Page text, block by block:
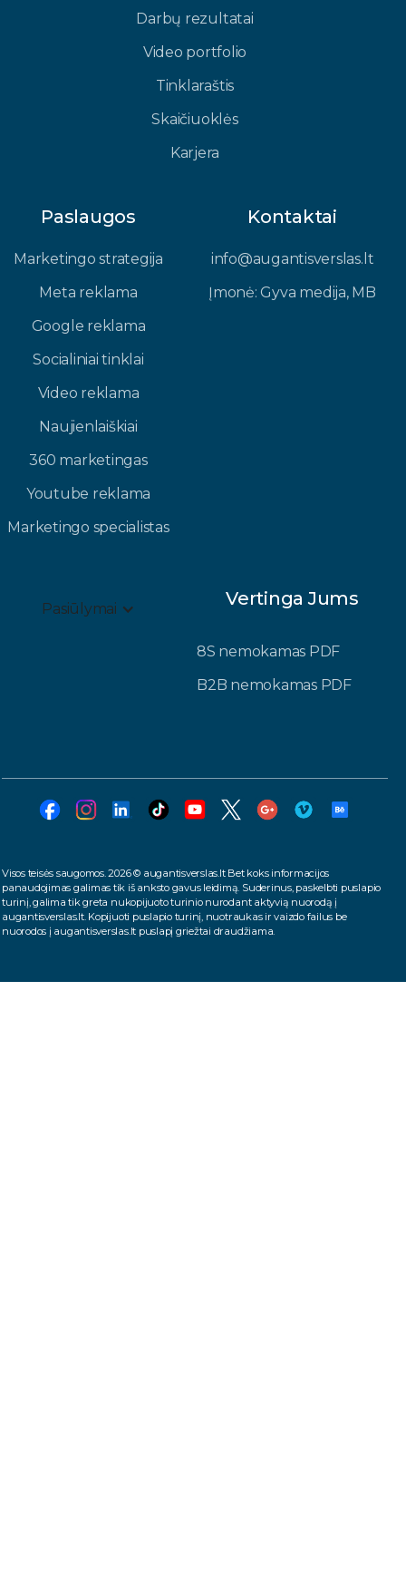
Darbų rezultatai
Video portfolio
Tinklaraštis
Skaičiuoklės
Karjera
Paslaugos
Marketingo strategija
Meta reklama
Google reklama
Socialiniai tinklai
Video reklama
Naujienlaiškiai
360 marketingas
Youtube reklama
Marketingo specialistas
Kontaktai
info@augantisverslas.lt​
Įmonė: Gyva medija, MB​
Pasiūlymai Vertinga Jums
8S nemokamas PDF
B2B nemokamas PDF
Visos teisės saugomos. 2026 © augantisverslas.lt Bet koks informacijos
panaudojimas galimas tik iš anksto gavus leidimą. Suderinus, paskelbti puslapio
turinį, galima tik greta nukopijuoto turinio nurodant aktyvią nuorodą į
augantisverslas.lt. Kopijuoti puslapio turinį, nuotraukas ir vaizdo failus be
nuorodos į augantisverslas.lt puslapį griežtai draudžiama.